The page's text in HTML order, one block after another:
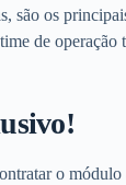
são os
de operação
o módulo